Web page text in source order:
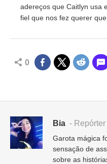
adereços que Caitlyn usa
fiel que nos fez querer
0
Bia - Repórter
Garota mágica
sensação de
sobre as